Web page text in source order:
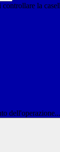
la
dell'operazione...